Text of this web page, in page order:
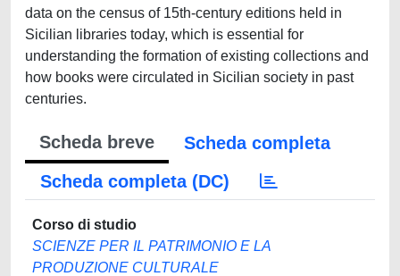
data on the census of 15th-century editions held in
Sicilian libraries today, which is essential for
understanding the formation of existing collections and
how books were circulated in Sicilian society in past
centuries.
Scheda breve
Scheda completa
Scheda completa (DC)
Corso di studio
SCIENZE PER IL PATRIMONIO E LA
PRODUZIONE CULTURALE